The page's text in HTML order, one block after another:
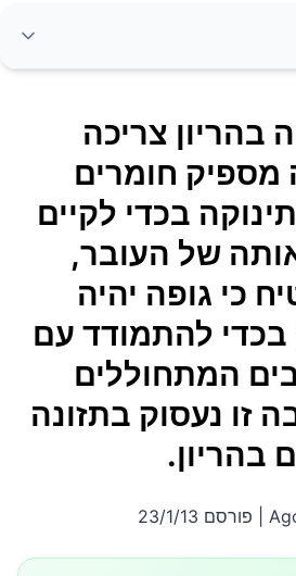
בכדי לקיים התפתחות
כן להבטיח כי גופה יהיה
עם השינויים הרבים
בכתבה זו נעסוק בתזונה
בזמן ההריון?
ברזל?
תוספי מזון בזמן ההריון?
בזמן ההריון
בהריון צריכה
מספיק חומרים
בכדי לקיים
של העובר,
כי גופה יהיה
להתמודד עם
המתחוללים
זו נעסוק בתזונה
בהריון.